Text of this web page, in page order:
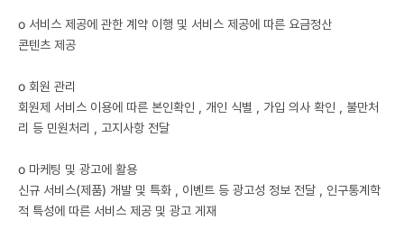
ο 서비스 제공에 관한 계약 이행 및 서비스 제공에 따른 요금정산
콘텐츠 제공
ο 회원 관리
회원제 서비스 이용에 따른 본인확인 , 개인 식별 , 가입 의사 확인 , 불만처
리 등 민원처리 , 고지사항 전달
ο 마케팅 및 광고에 활용
신규 서비스(제품) 개발 및 특화 , 이벤트 등 광고성 정보 전달 , 인구통계학
적 특성에 따른 서비스 제공 및 광고 게재